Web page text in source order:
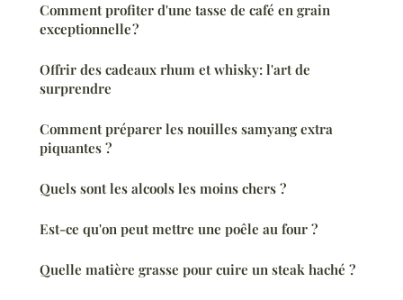
Comment profiter d'une tasse de café en grain
exceptionnelle ?
Offrir des cadeaux rhum et whisky: l'art de
surprendre
Comment préparer les nouilles samyang extra
piquantes ?
Quels sont les alcools les moins chers ?
Est-ce qu'on peut mettre une poêle au four ?
Quelle matière grasse pour cuire un steak haché ?